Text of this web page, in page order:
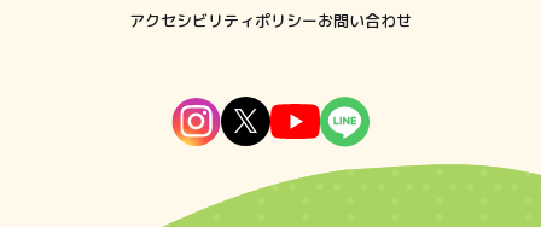
アクセシビリティポリシーお問い合わせ